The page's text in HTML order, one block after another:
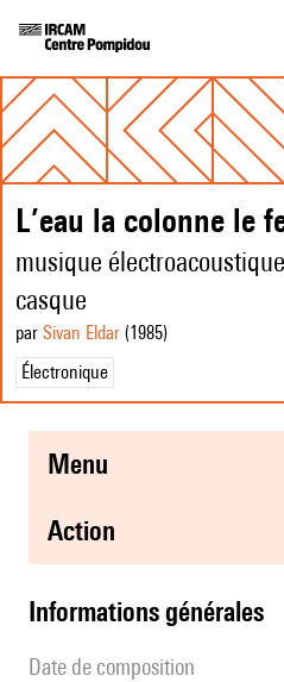
L’eau la colonne le
musique
casque
par Sivan Eldar (1985)
Électronique
menu
action
informations générales
date de composition